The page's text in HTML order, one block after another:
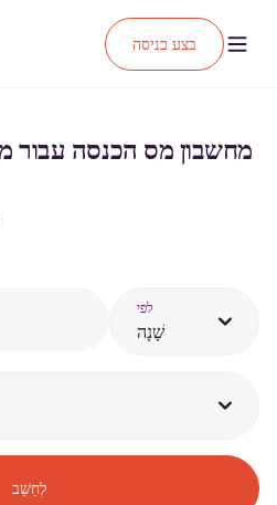
בצע כניסה
לפי
שָׁנָה
לְחַשֵׁב